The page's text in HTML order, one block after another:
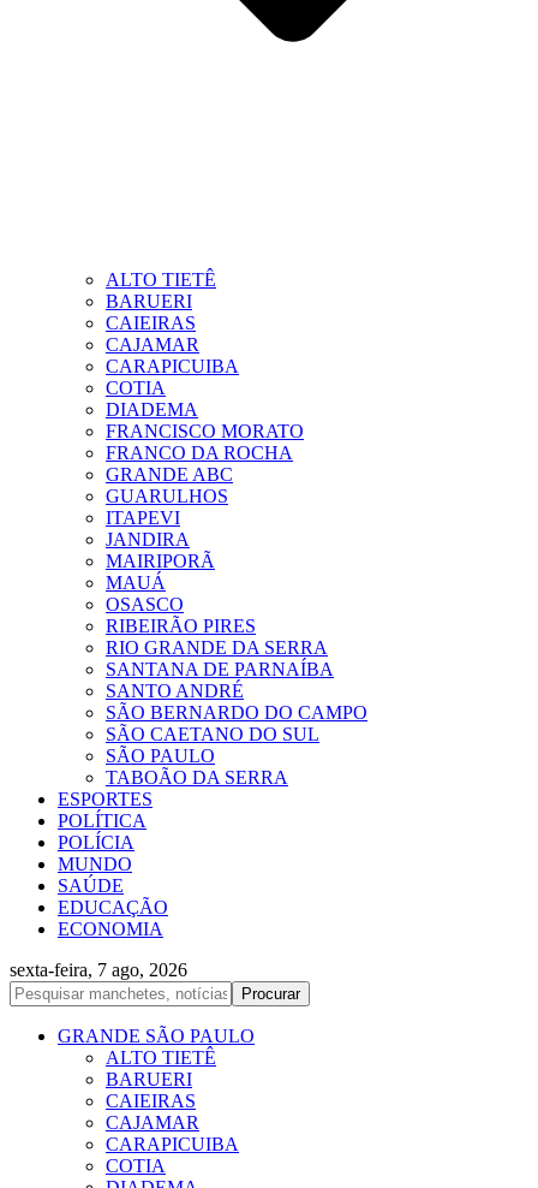
ALTO TIETÊ
BARUERI
CAIEIRAS
CAJAMAR
CARAPICUIBA
COTIA
DIADEMA
FRANCISCO MORATO
FRANCO DA ROCHA
GRANDE ABC
GUARULHOS
ITAPEVI
JANDIRA
MAIRIPORÃ
MAUÁ
OSASCO
RIBEIRÃO PIRES
RIO GRANDE DA SERRA
SANTANA DE PARNAÍBA
SANTO ANDRÉ
SÃO BERNARDO DO CAMPO
SÃO CAETANO DO SUL
SÃO PAULO
TABOÃO DA SERRA
ESPORTES
POLÍTICA
POLÍCIA
MUNDO
SAÚDE
EDUCAÇÃO
ECONOMIA
sexta-feira, 7 ago, 2026
GRANDE SÃO PAULO
ALTO TIETÊ
BARUERI
CAIEIRAS
CAJAMAR
CARAPICUIBA
COTIA